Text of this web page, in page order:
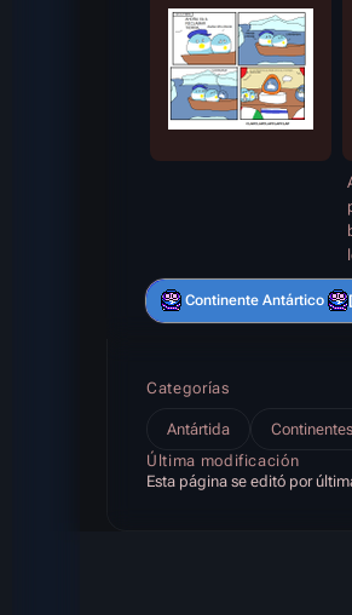
Continente Antártico
Categorías
Antártida
Continentes
Última modificación
Esta página se editó por